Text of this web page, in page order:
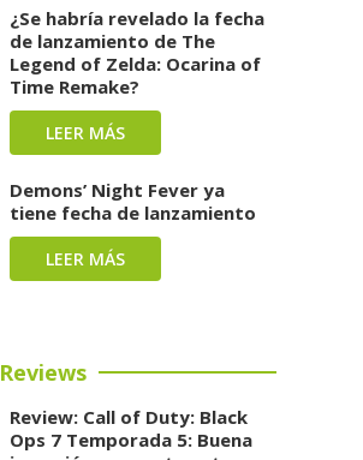
¿Se habría revelado la fecha
de lanzamiento de The
Legend of Zelda: Ocarina of
Time Remake?
LEER MÁS
Demons’ Night Fever ya
tiene fecha de lanzamiento
LEER MÁS
Reviews
Review: Call of Duty: Black
Ops 7 Temporada 5: Buena